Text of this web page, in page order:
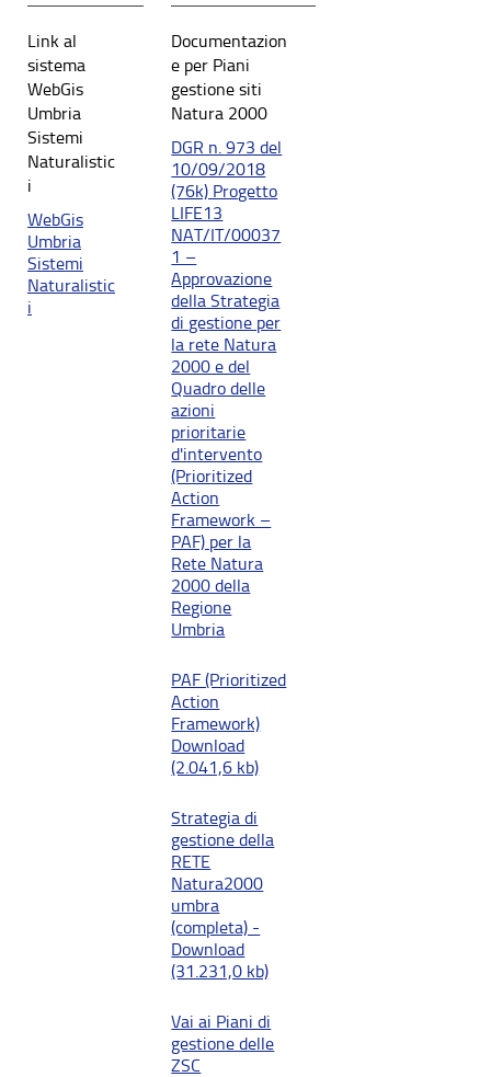
Link al
sistema
WebGis
Umbria
Sistemi
Naturalistic
i
WebGis
Umbria
Sistemi
Naturalistic
i
Documentazion
e per Piani
gestione siti
Natura 2000
DGR n. 973 del
10/09/2018
(76k) Progetto
LIFE13
NAT/IT/00037
1 –
Approvazione
della Strategia
di gestione per
la rete Natura
2000 e del
Quadro delle
azioni
prioritarie
d'intervento
(Prioritized
Action
Framework –
PAF) per la
Rete Natura
2000 della
Regione
Umbria
PAF (Prioritized
Action
Framework)
Download
(2.041,6 kb)
Strategia di
gestione della
RETE
Natura2000
umbra
(completa) -
Download
(31.231,0 kb)
Vai ai Piani di
gestione delle
ZSC